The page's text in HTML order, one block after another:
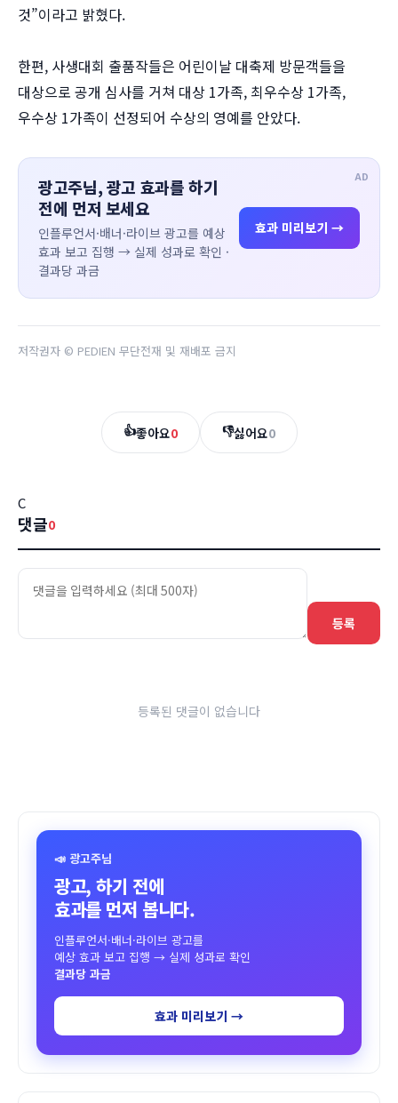
것”이라고 밝혔다.
한편, 사생대회 출품작들은 어린이날 대축제 방문객들을
대상으로 공개 심사를 거쳐 대상 1가족, 최우수상 1가족,
우수상 1가족이 선정되어 수상의 영예를 안았다.
AD
광고주님, 광고 효과를 하기
전에 먼저 보세요
인플루언서·배너·라이브 광고를 예상
효과 보고 집행 → 실제 성과로 확인 ·
결과당 과금
효과 미리보기 →
저작권자 © PEDIEN 무단전재 및 재배포 금지
👍좋아요0 👎싫어요0
C
댓글0
등록
등록된 댓글이 없습니다
📣 광고주님
광고, 하기 전에
효과를 먼저 봅니다.
인플루언서·배너·라이브 광고를
예상 효과 보고 집행 → 실제 성과로 확인
결과당 과금
효과 미리보기 →